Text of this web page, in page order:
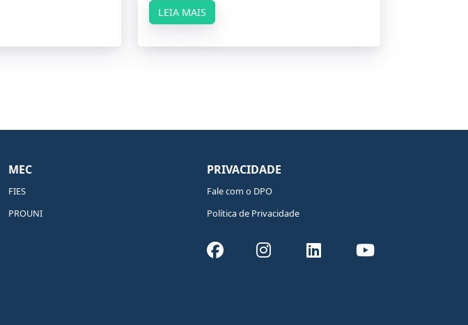
LEIA MAIS
MEC
FIES
PROUNI
PRIVACIDADE
Fale com o DPO
Política de Privacidade